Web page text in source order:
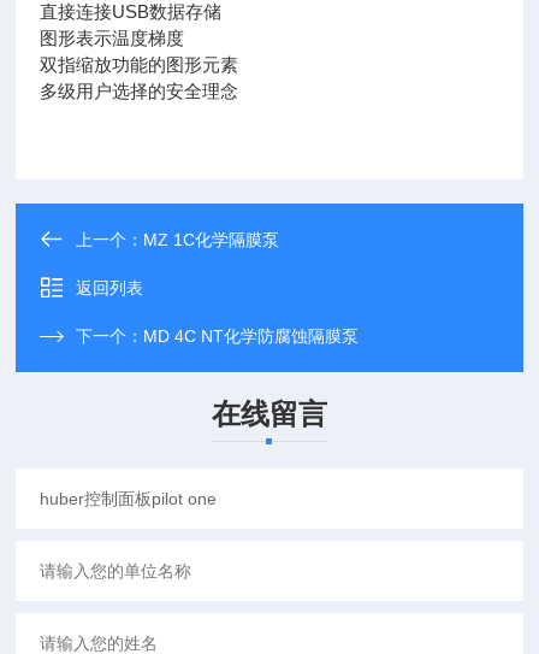
直接连接USB数据存储
图形表示温度梯度
双指缩放功能的图形元素
多级用户选择的安全理念
上一个： MZ 1C化学隔膜泵
返回列表
下一个： MD 4C NT化学防腐蚀隔膜泵
在线留言